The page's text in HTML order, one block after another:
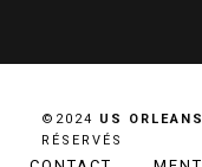
©2024 US
RÉSERVÉS